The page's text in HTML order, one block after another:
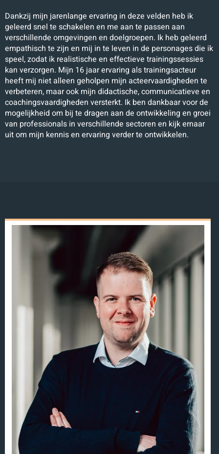
Dankzij mijn jarenlange ervaring in deze velden heb ik
geleerd snel te schakelen en me aan te passen aan
verschillende omgevingen en doelgroepen. Ik heb geleerd
empathisch te zijn en mij in te leven in de personages die ik
speel, zodat ik realistische en effectieve trainingssessies
kan verzorgen. Mijn 16 jaar ervaring als trainingsacteur
heeft mij niet alleen geholpen mijn acteervaardigheden te
verbeteren, maar ook mijn didactische, communicatieve en
coachingsvaardigheden versterkt. Ik ben dankbaar voor de
mogelijkheid om bij te dragen aan de ontwikkeling en groei
van professionals in verschillende sectoren en kijk ernaar
uit om mijn kennis en ervaring verder te ontwikkelen.